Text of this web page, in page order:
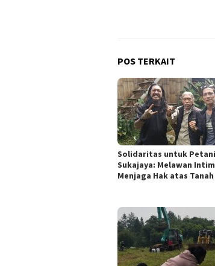
POS TERKAIT
Solidaritas untuk Petani
Sukajaya: Melawan
Menjaga Hak atas Tanah